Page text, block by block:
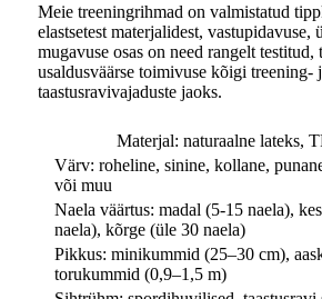
Meie treeningrihmad on valmistatud
elastsetest materjalidest, vastupidavuse,
mugavuse osas on need rangelt testitud,
usaldusväärse toimivuse kõigi treening-
taastusravivajaduste jaoks.
Materjal: naturaalne lateks,
Värv: roheline, sinine, kollane,
või muu
Naela väärtus: madal (5-15 naela),
naela), kõrge (üle 30 naela)
Pikkus: minikummid (25–30 cm),
torukummid (0,9–1,5 m)